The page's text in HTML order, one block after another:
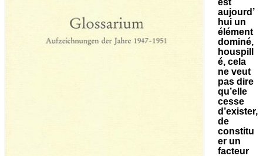
est
aujourd’
hui un
élément
dominé,
houspill
é, cela
ne veut
pas dire
qu’elle
cesse
d’exister,
de
constitu
er un
facteur